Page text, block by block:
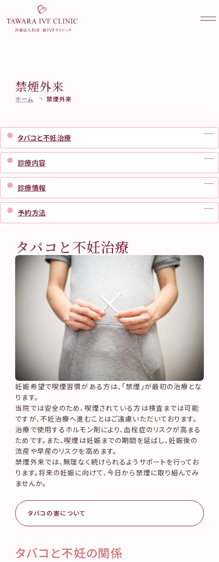
当院について
ご挨拶・診療方針
医師・スタッフ紹介
当院で受けられる診療一覧
実績紹介
医療設備と培養成績向上に
むけて
よくある質問
アクセス
不妊治療を始める前に
不妊外来のご案内
不妊治療
料金のご案内
妊活・不妊治療相談
専門外来のご案内
凍結更新・移送
妊活検診
妊活検診（ブライダルチェッ
ク）
AMH検診
女性外来
女性外来のご案内
ワクチン接種
卵子凍結（社会的適応）
コラム
TAWARA Library
その他
お知らせ一覧
研究・取り組み情報公開
採用情報
お問い合わせ
コンプライアンスとモラル
ペイシェントハラスメント対
Web予約
再診予約
Web問診票
©2026 Tawara-ivf clinic.
禁煙外来
ホーム 禁煙外来
タバコと不妊治療
診療内容
診療情報
予約方法
タバコと不妊治療 診療内容
タバコと不妊治療
妊娠希望で喫煙習慣がある方は、「禁煙」が最初の治療とな
ります。
当院では安全のため、喫煙されている方は検査までは可能
ですが、不妊治療へ進むことはご遠慮いただいております。
治療で使用するホルモン剤により、血栓症のリスクが高まる
ためです。また、喫煙は妊娠までの期間を延ばし、妊娠後の
流産や早産のリスクを高めます。
禁煙外来では、無理なく続けられるようサポートを行ってお
ります。将来の妊娠に向けて、今日から禁煙に取り組んでみ
ませんか。
タバコの害について
タバコと不妊の関係